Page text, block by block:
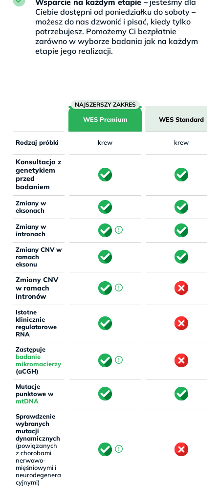
Ciebie dostępni od poniedziałku do soboty –
możesz do nas dzwonić i pisać, kiedy tylko
potrzebujesz. Pomożemy Ci bezpłatnie
zarówno w wyborze badania jak na każdym
etapie jego realizacji.
WES Premium WES Standard
Rodzaj próbki krew krew
Konsultacja z
genetykiem
przed
badaniem
Zmiany w
eksonach
Zmiany w
intronach
Zmiany CNV w
ramach
eksonu
Zmiany CNV
w ramach
intronów
Istotne
klinicznie
regulatorowe
RNA
Zastępuje
badanie
mikromacierzy
(aCGH)
Mutacje
punktowe w
mtDNA
Sprawdzenie
wybranych
mutacji
dynamicznych
(powiązanych
z chorobami
nerwowo-
mięśniowymi i
neurodegenera
cyjnymi)